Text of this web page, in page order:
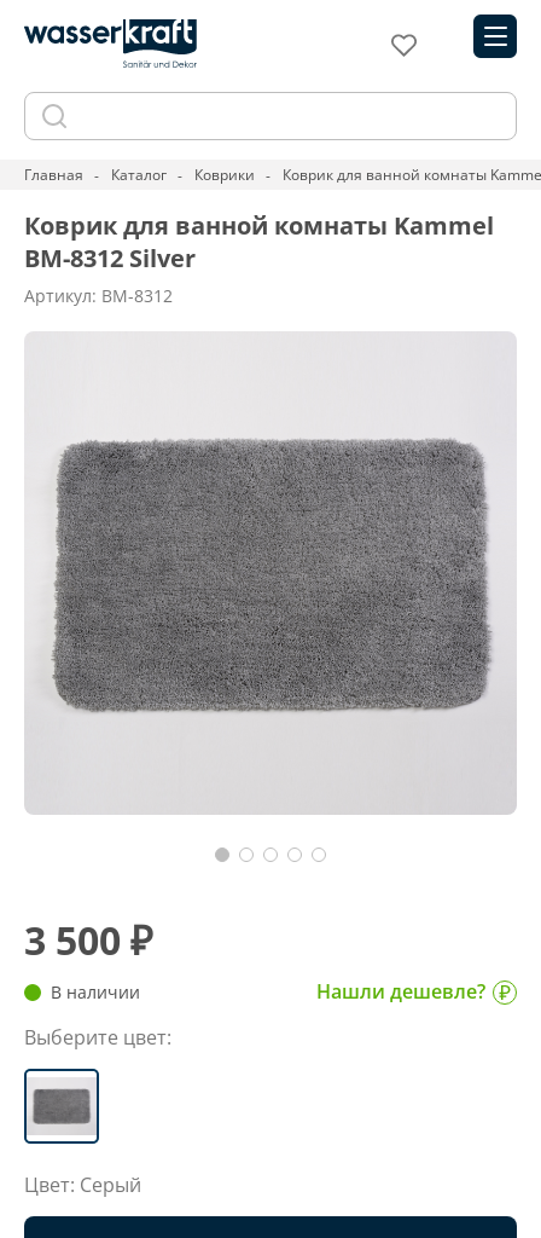
Главная Каталог Коврики Коврик для ванной комнаты
Коврик для ванной комнаты Kammel
BM-8312 Silver
Артикул: BM-8312
3 500 ₽
В наличии
Нашли дешевле?
Выберите цвет:
Цвет: Серый